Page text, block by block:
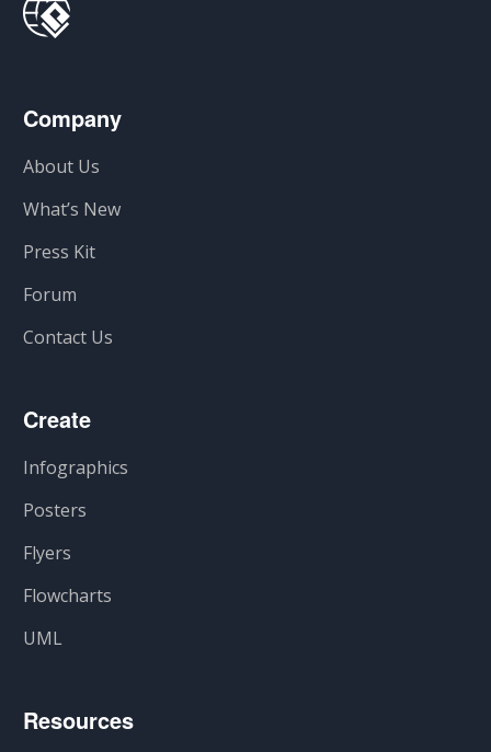
Company
About Us
What’s New
Press Kit
Forum
Contact Us
Create
Infographics
Posters
Flyers
Flowcharts
UML
Resources